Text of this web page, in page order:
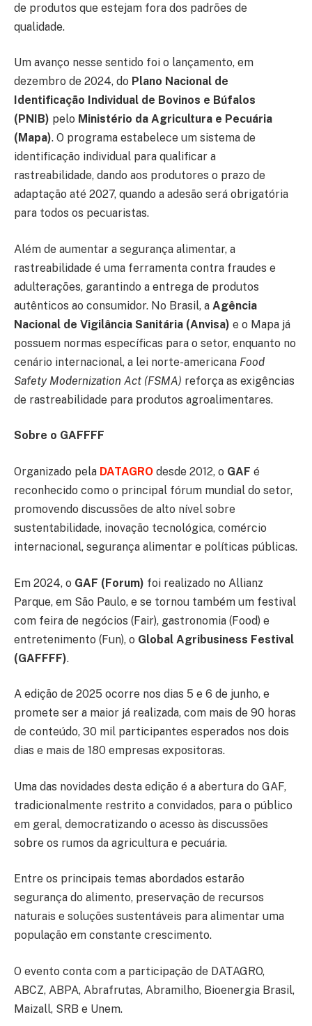
de produtos que estejam fora dos padrões de
qualidade.
Um avanço nesse sentido foi o lançamento, em
dezembro de 2024, do Plano Nacional de
Identificação Individual de Bovinos e Búfalos
(PNIB) pelo Ministério da Agricultura e Pecuária
(Mapa). O programa estabelece um sistema de
identificação individual para qualificar a
rastreabilidade, dando aos produtores o prazo de
adaptação até 2027, quando a adesão será obrigatória
para todos os pecuaristas.
Além de aumentar a segurança alimentar, a
rastreabilidade é uma ferramenta contra fraudes e
adulterações, garantindo a entrega de produtos
autênticos ao consumidor. No Brasil, a Agência
Nacional de Vigilância Sanitária (Anvisa) e o Mapa já
possuem normas específicas para o setor, enquanto no
cenário internacional, a lei norte-americana Food
Safety Modernization Act (FSMA) reforça as exigências
de rastreabilidade para produtos agroalimentares.
Sobre o GAFFFF
Organizado pela DATAGRO desde 2012, o GAF é
reconhecido como o principal fórum mundial do setor,
promovendo discussões de alto nível sobre
sustentabilidade, inovação tecnológica, comércio
internacional, segurança alimentar e políticas públicas.
Em 2024, o GAF (Forum) foi realizado no Allianz
Parque, em São Paulo, e se tornou também um festival
com feira de negócios (Fair), gastronomia (Food) e
entretenimento (Fun), o Global Agribusiness Festival
(GAFFFF).
A edição de 2025 ocorre nos dias 5 e 6 de junho, e
promete ser a maior já realizada, com mais de 90 horas
de conteúdo, 30 mil participantes esperados nos dois
dias e mais de 180 empresas expositoras.
Uma das novidades desta edição é a abertura do GAF,
tradicionalmente restrito a convidados, para o público
em geral, democratizando o acesso às discussões
sobre os rumos da agricultura e pecuária.
Entre os principais temas abordados estarão
segurança do alimento, preservação de recursos
naturais e soluções sustentáveis para alimentar uma
população em constante crescimento.
O evento conta com a participação de DATAGRO,
ABCZ, ABPA, Abrafrutas, Abramilho, Bioenergia Brasil,
Maizall, SRB e Unem.